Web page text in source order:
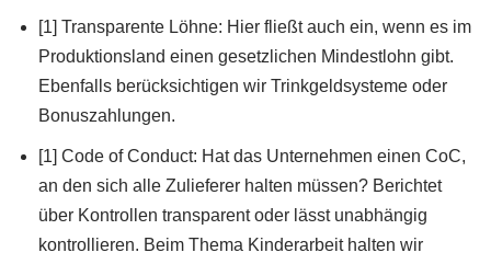
[1] Transparente Löhne: Hier fließt auch ein, wenn es im
Produktionsland einen gesetzlichen Mindestlohn gibt.
Ebenfalls berücksichtigen wir Trinkgeldsysteme oder
Bonuszahlungen.
[1] Code of Conduct: Hat das Unternehmen einen CoC,
an den sich alle Zulieferer halten müssen? Berichtet
über Kontrollen transparent oder lässt unabhängig
kontrollieren. Beim Thema Kinderarbeit halten wir